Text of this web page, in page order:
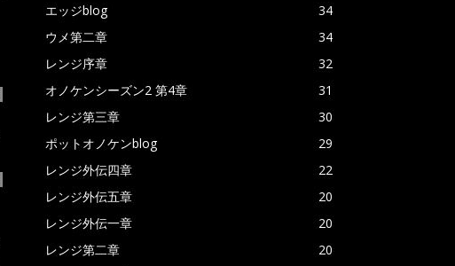
エッジblog
34
ウメ第二章
34
レンジ序章
32
オノケンシーズン2 第4章
31
レンジ第三章
30
ポットオノケンblog
29
レンジ外伝四章
22
レンジ外伝五章
20
レンジ外伝一章
20
レンジ第二章
20